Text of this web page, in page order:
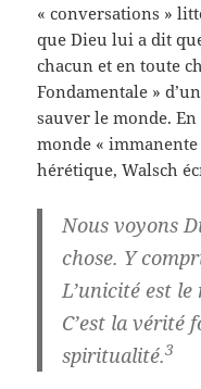
« conversations »
que Dieu lui a dit
chacun et en toute
Fondamentale »
sauver le monde.
monde «
hérétique, Walsch
Nous voyons
chose. Y
L’unicité est le
C’est la vérité
spiritualité.3